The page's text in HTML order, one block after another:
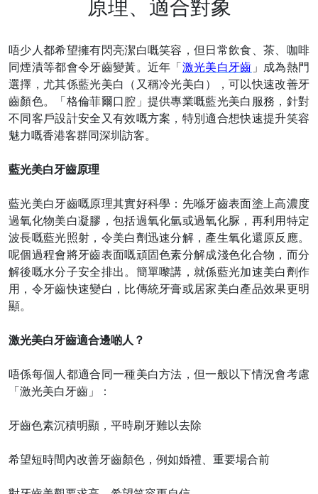
原理、適合對象
唔少人都希望擁有閃亮潔白嘅笑容，但日常飲食、茶、咖啡
同煙漬等都會令牙齒變黃。近年「 激光美白牙齒 」成為熱門
選擇，尤其係藍光美白（又稱冷光美白），可以快速改善牙
齒顏色。「格倫菲爾口腔」提供專業嘅藍光美白服務，針對
不同客戶設計安全又有效嘅方案，特別適合想快速提升笑容
魅力嘅香港客群同深圳訪客。
藍光美白牙齒原理
藍光美白牙齒嘅原理其實好科學：先喺牙齒表面塗上高濃度
過氧化物美白凝膠，包括過氧化氫或過氧化脲，再利用特定
波長嘅藍光照射，令美白劑迅速分解，產生氧化還原反應。
呢個過程會將牙齒表面嘅頑固色素分解成淺色化合物，而分
解後嘅水分子安全排出。簡單嚟講，就係藍光加速美白劑作
用，令牙齒快速變白，比傳統牙膏或居家美白產品效果更明
顯。
激光美白牙齒適合邊啲人？
唔係每個人都適合同一種美白方法，但一般以下情況會考慮
「激光美白牙齒」：
牙齒色素沉積明顯，平時刷牙難以去除
希望短時間內改善牙齒顏色，例如婚禮、重要場合前